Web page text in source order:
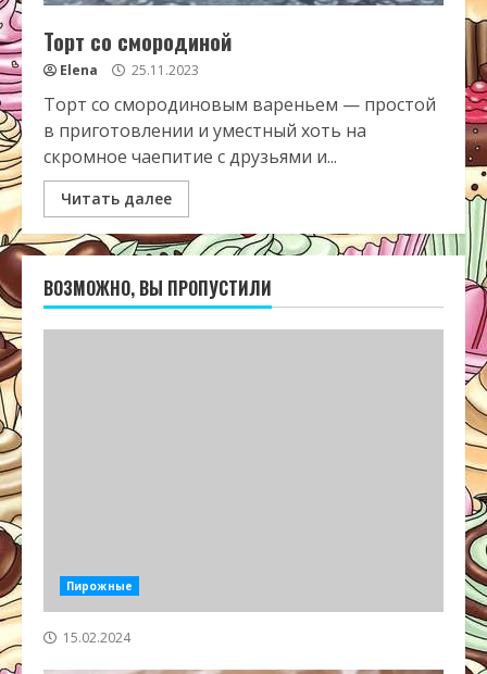
Торт со смородиной
Elena 25.11.2023
Торт со смородиновым вареньем — простой
в приготовлении и уместный хоть на
скромное чаепитие с друзьями и...
Читать далее
ВОЗМОЖНО, ВЫ ПРОПУСТИЛИ
Пирожные
15.02.2024